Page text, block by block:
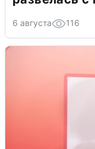
6 августа 116